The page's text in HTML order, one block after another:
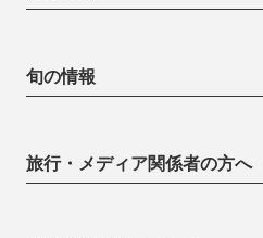
旬の情報
旅行・メディア関係者の方へ